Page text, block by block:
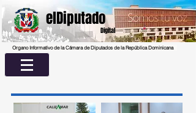
elDiputado
Digital
Organo Informativo de la Cámara de Diputados de la República Dominicana